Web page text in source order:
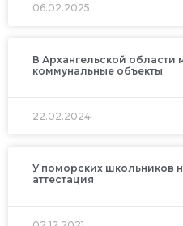
06.02.2025
В Архангельской области
коммунальные объекты
22.02.2024
У поморских школьников
аттестация